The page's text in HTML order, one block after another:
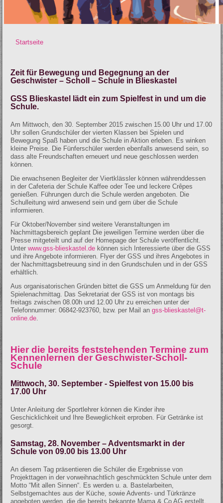
Startseite
Zeit für Bewegung und Begegnung an der
Geschwister – Scholl – Schule in Blieskastel
GSS Blieskastel lädt ein zum Spielfest in und um die
Schule.
Am Mittwoch, den 30. September 2015 zwischen 15.00 Uhr und 17.00
Uhr sollen Grundschüler der vierten Klassen bei Spielen und
Bewegung Spaß haben und die Schule in Aktion erleben. Es winken
kleine Preise. Die Fünferschüler werden ebenfalls anwesend sein, so
dass alte Freundschaften erneuert und neue geschlossen werden
können.
Die erwachsenen Begleiter der Viertklässler können währenddessen
in der Cafeteria der Schule Kaffee oder Tee und leckere Crêpes
genießen. Führungen durch die Schule werden angeboten. Die
Schulleitung wird anwesend sein und gern über die Schule
informieren.
Für Oktober/November sind weitere Veranstaltungen im
Nachmittagsbereich geplant Die jeweiligen Termine werden über die
Presse mitgeteilt und auf der Homepage der Schule veröffentlicht.
Unterwww.gss-blieskastel.de können sich Interessierte über die GSS
und ihre Angebote informieren. Flyer der GSS und ihres Angebotes in
der Nachmittagsbetreuung sind in den Grundschulen und in der GSS
erhältlich.
Aus organisatorischen Gründen bittet die GSS um Anmeldung für den
Spielenachmittag. Das Sekretariat der GSS ist von montags bis
freitags zwischen 08.00h und 12.00 Uhr zu erreichen unter der
Telefonnummer: 06842-923760, bzw. per Mail angss-blieskastel@t-
online.de.
Hier die bereits feststehenden Termine zum
Kennenlernen der Geschwister-Scholl-
Schule
Mittwoch, 30. September - Spielfest von 15.00 bis
17.00 Uhr
Unter Anleitung der Sportlehrer können die Kinder ihre
Geschicklichkeit und Ihre Beweglichkeit erproben. Für Getränke ist
gesorgt.
Samstag, 28. November – Adventsmarkt in der
Schule von 09.00 bis 13.00 Uhr
An diesem Tag präsentieren die Schüler die Ergebnisse von
Projekttagen in der vorweihnachtlich geschmückten Schule unter dem
Motto “Mit allen Sinnen“. Es werden u. a. Bastelarbeiten,
Selbstgemachtes aus der Küche, sowie Advents- und Türkränze
angeboten werden, die die bereits bekannte Mama & Co AG erstellt.